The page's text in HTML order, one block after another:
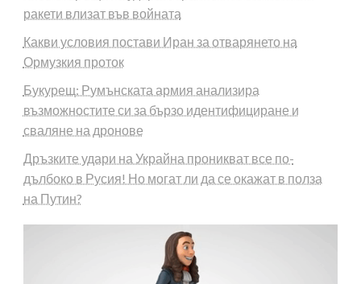
ракети влизат във войната
Какви условия постави Иран за отварянето на
Ормузкия проток
Букурещ: Румънската армия анализира
възможностите си за бързо идентифициране и
сваляне на дронове
Дръзките удари на Украйна проникват все по-
дълбоко в Русия! Но могат ли да се окажат в полза
на Путин?